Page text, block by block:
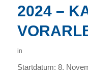
2024 –
in
Startdatum: 8.